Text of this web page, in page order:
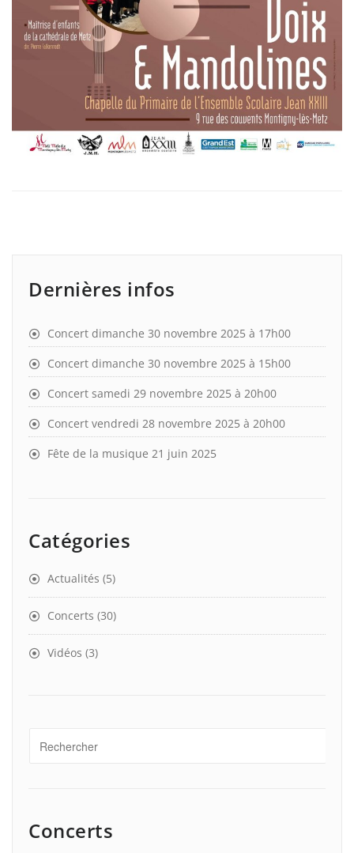
Dernières infos
Concert dimanche 30 novembre 2025 à 17h00
Concert dimanche 30 novembre 2025 à 15h00
Concert samedi 29 novembre 2025 à 20h00
Concert vendredi 28 novembre 2025 à 20h00
Fête de la musique 21 juin 2025
Catégories
Actualités (5)
Concerts (30)
Vidéos (3)
Concerts